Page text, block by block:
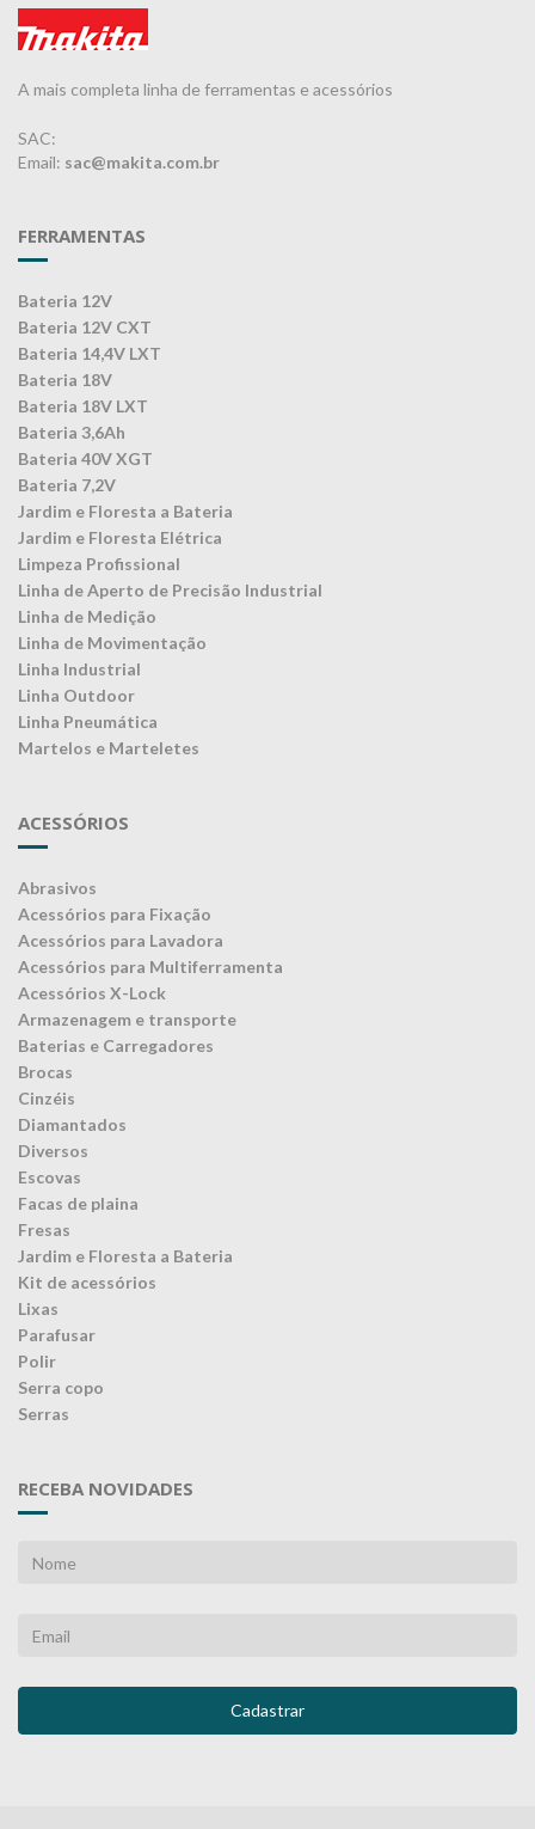
A mais completa linha de ferramentas e acessórios
SAC:
Email: sac@makita.com.br
FERRAMENTAS
Bateria 12V
Bateria 12V CXT
Bateria 14,4V LXT
Bateria 18V
Bateria 18V LXT
Bateria 3,6Ah
Bateria 40V XGT
Bateria 7,2V
Jardim e Floresta a Bateria
Jardim e Floresta Elétrica
Limpeza Profissional
Linha de Aperto de Precisão Industrial
Linha de Medição
Linha de Movimentação
Linha Industrial
Linha Outdoor
Linha Pneumática
Martelos e Marteletes
ACESSÓRIOS
Abrasivos
Acessórios para Fixação
Acessórios para Lavadora
Acessórios para Multiferramenta
Acessórios X-Lock
Armazenagem e transporte
Baterias e Carregadores
Brocas
Cinzéis
Diamantados
Diversos
Escovas
Facas de plaina
Fresas
Jardim e Floresta a Bateria
Kit de acessórios
Lixas
Parafusar
Polir
Serra copo
Serras
RECEBA NOVIDADES